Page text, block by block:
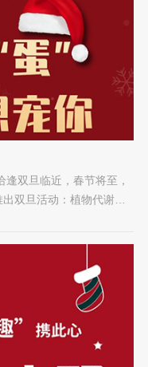
双旦临近，春节将至，
双旦活动：植物代谢组
惊喜不断优惠不断！如